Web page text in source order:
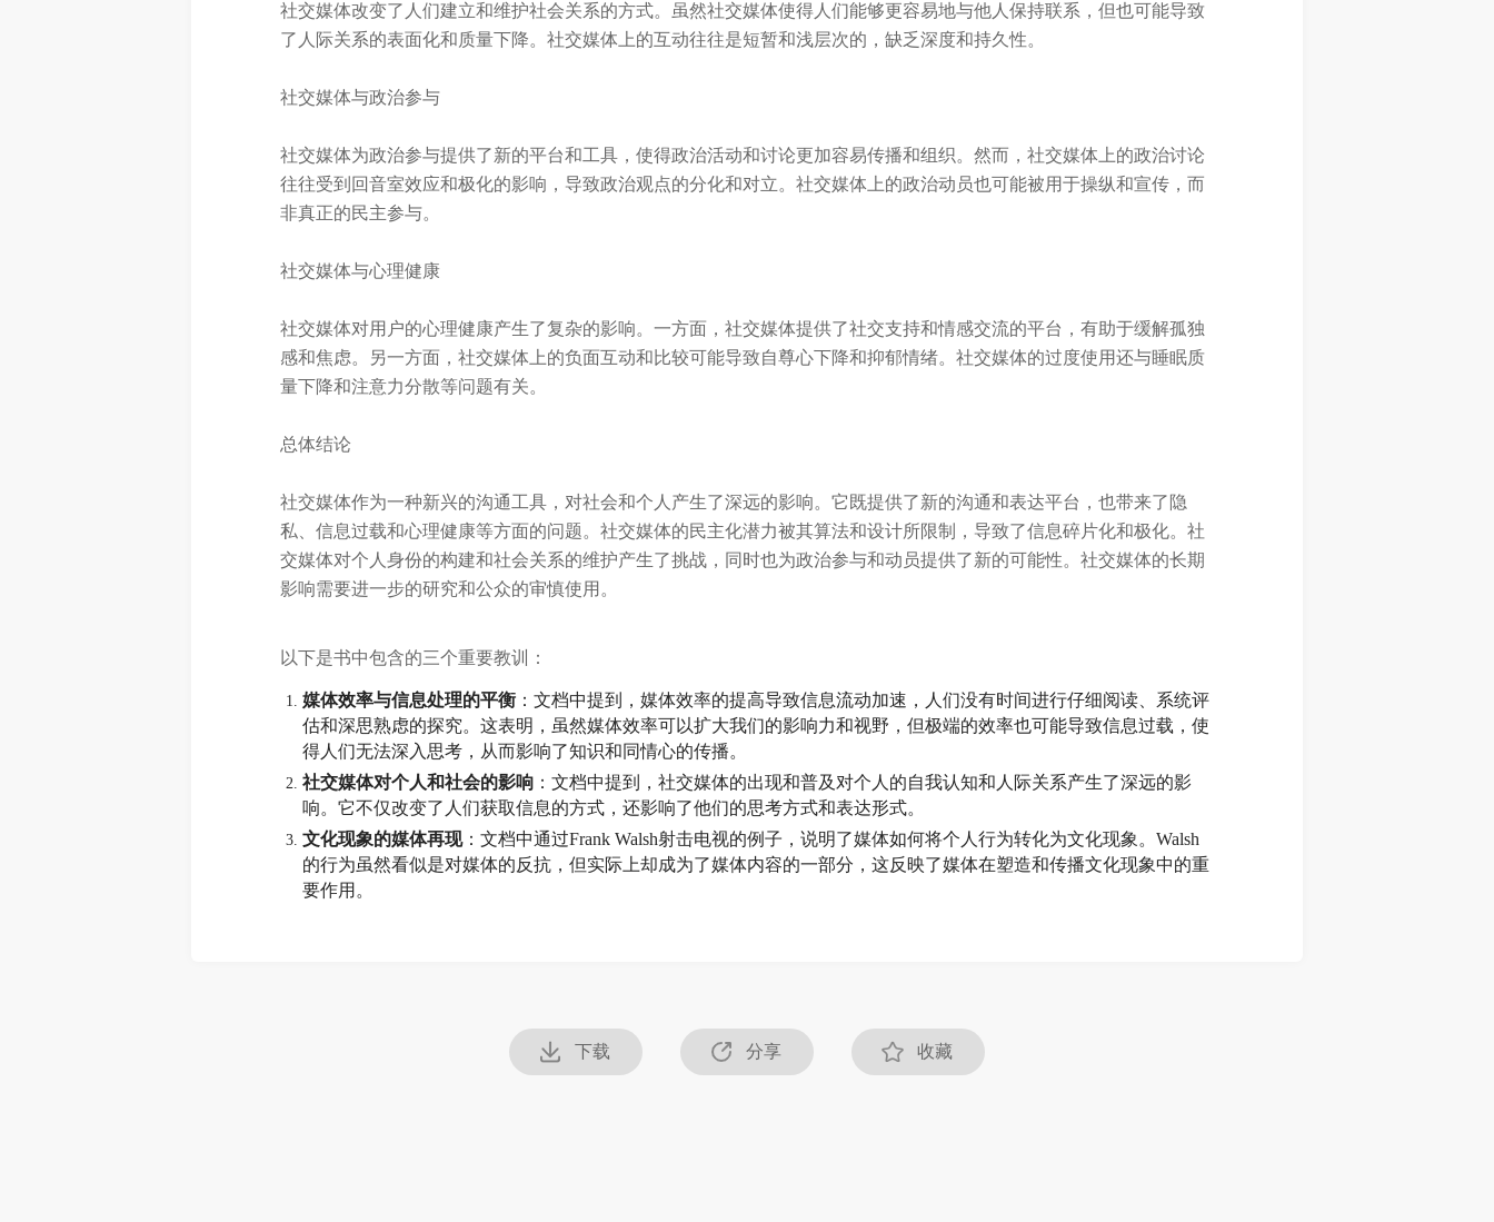
社交媒体改变了人们建立和维护社会关系的方式。虽然社交媒体使得人们能够更容易地与他人保持联系，但也可能导致
了人际关系的表面化和质量下降。社交媒体上的互动往往是短暂和浅层次的，缺乏深度和持久性。
社交媒体与政治参与
社交媒体为政治参与提供了新的平台和工具，使得政治活动和讨论更加容易传播和组织。然而，社交媒体上的政治讨论
往往受到回音室效应和极化的影响，导致政治观点的分化和对立。社交媒体上的政治动员也可能被用于操纵和宣传，而
非真正的民主参与。
社交媒体与心理健康
社交媒体对用户的心理健康产生了复杂的影响。一方面，社交媒体提供了社交支持和情感交流的平台，有助于缓解孤独
感和焦虑。另一方面，社交媒体上的负面互动和比较可能导致自尊心下降和抑郁情绪。社交媒体的过度使用还与睡眠质
量下降和注意力分散等问题有关。
总体结论
社交媒体作为一种新兴的沟通工具，对社会和个人产生了深远的影响。它既提供了新的沟通和表达平台，也带来了隐
私、信息过载和心理健康等方面的问题。社交媒体的民主化潜力被其算法和设计所限制，导致了信息碎片化和极化。社
交媒体对个人身份的构建和社会关系的维护产生了挑战，同时也为政治参与和动员提供了新的可能性。社交媒体的长期
影响需要进一步的研究和公众的审慎使用。
以下是书中包含的三个重要教训：
媒体效率与信息处理的平衡 ：文档中提到，媒体效率的提高导致信息流动加速，人们没有时间进行仔细阅读、系统评
估和深思熟虑的探究。这表明，虽然媒体效率可以扩大我们的影响力和视野，但极端的效率也可能导致信息过载，使
得人们无法深入思考，从而影响了知识和同情心的传播。
社交媒体对个人和社会的影响 ：文档中提到，社交媒体的出现和普及对个人的自我认知和人际关系产生了深远的影
响。它不仅改变了人们获取信息的方式，还影响了他们的思考方式和表达形式。
文化现象的媒体再现：文档中通过Frank Walsh射击电视的例子，说明了媒体如何将个人行为转化为文化现象。Walsh
的行为虽然看似是对媒体的反抗，但实际上却成为了媒体内容的一部分，这反映了媒体在塑造和传播文化现象中的重
要作用。
下载 分享 收藏